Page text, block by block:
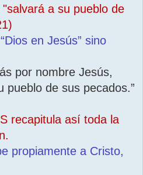
a su pueblo de
en Jesús” sino
por nombre Jesús,
pueblo de sus pecados.”
recapitula así toda la
propiamente a Cristo,